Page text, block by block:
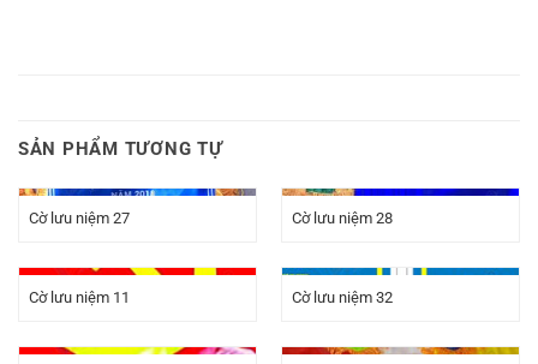
SẢN PHẨM TƯƠNG TỰ
Cờ lưu niệm 27 Cờ lưu niệm 28
Cờ lưu niệm 11 Cờ lưu niệm 32